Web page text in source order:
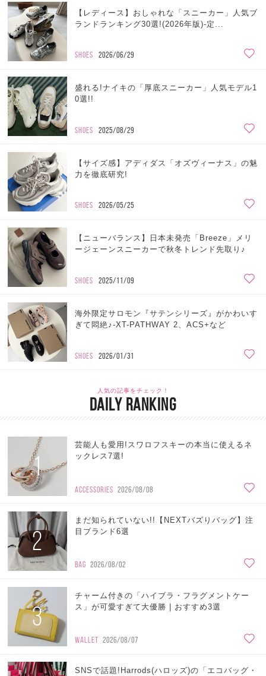
【レディース】おしゃれな「スニーカー」人気ブ
ランドランキング30選!(2026年版)-定...
SHOES 2026/06/29
盛れる!ナイキの「厚底スニーカー」人気モデル1
0選!!
SHOES 2025/08/29
【サイズ感】アディダス「オズヴィーナス」の魅
力を徹底研究!
SHOES 2026/05/25
【ニューバランス】日本未発売「Breeze」メリ
ージェーンスニーカーで秋冬トレンド先取り♪
SHOES 2025/11/09
海外限定サロモン『サテンシリーズ』がかわいす
ぎて悶絶♪-XT-PATHWAY 2、ACS+など
SHOES 2026/01/31
人気の記事をチェック！
DAILY RANKING
1
芸能人も愛用!スワロフスキーの本当に使えるネ
ックレス7選!
ACCESSORIES 2026/08/08
2
まだ知られていない!!【NEXTバズりバッグ】注
目ブランド6選
BAG 2026/08/02
3
チャーム付きの「ハイブラ・フラグメントケー
ス」が可愛すぎて大優勝 | おすすめ3選
WALLET 2026/08/07
SNSで話題!Harrods(ハロッズ)の「エコバッグ・